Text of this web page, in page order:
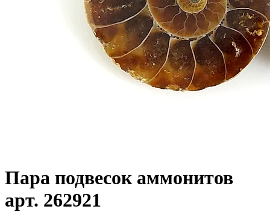
Пара подвесок аммонитов
арт. 262921